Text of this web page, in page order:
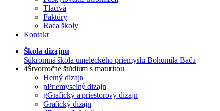
Tlačivá
Faktúry
Rada školy
Kontakt
Škola dizajnu
Súkromná škola umeleckého priemyslu Bohumila Baču
4Štvorročné štúdium s maturitou
Herný dizajn
pPriemyselný dizajn
gGrafický a priestorový dizajn
Grafický dizajn